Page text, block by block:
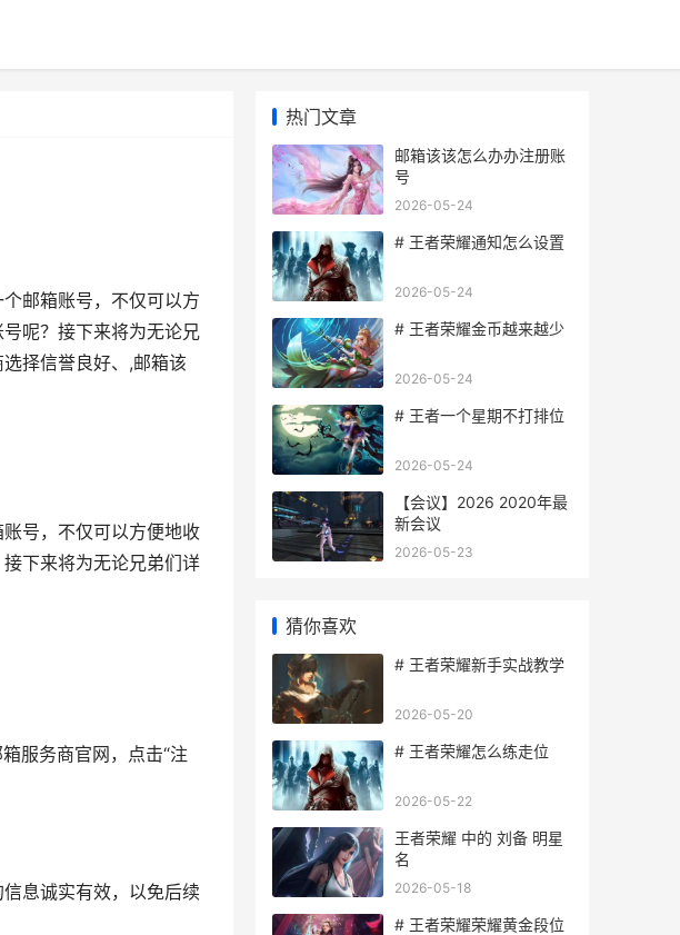
邮箱账号，不仅可以方
呢？接下来将为无论兄
择信誉良好、,邮箱该
号，不仅可以方便地收
下来将为无论兄弟们详
服务商官网，点击“注
息诚实有效，以免后续
热门文章
邮箱该该怎么办办注册账
号
2026-05-24
# 王者荣耀通知怎么设置
2026-05-24
# 王者荣耀金币越来越少
2026-05-24
# 王者一个星期不打排位
2026-05-24
【会议】2026 2020年最
新会议
2026-05-23
猜你喜欢
# 王者荣耀新手实战教学
2026-05-20
# 王者荣耀怎么练走位
2026-05-22
王者荣耀 中的 刘备 明星
名
2026-05-18
# 王者荣耀荣耀黄金段位